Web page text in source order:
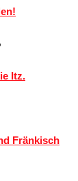
Itz.
Fränkisch